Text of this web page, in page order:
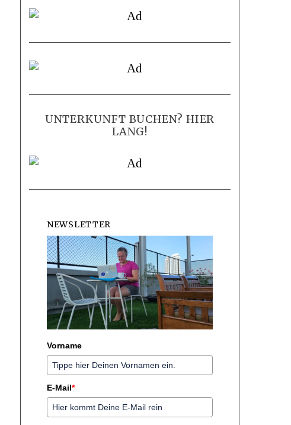
UNTERKUNFT BUCHEN? HIER
LANG!
NEWSLETTER
Vorname
E-Mail*